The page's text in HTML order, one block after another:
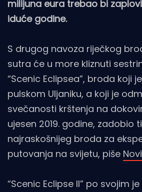
milijuna eura trebao bi
iduće godine.
S drugog navoza riječkog
sutra će u more kliznuti
“Scenic Eclipsea”, broda koji
pulskom Uljaniku, a koji je
svečanosti krštenja na
ujesen 2019. godine, zadobio
najraskošnijeg broda za
putovanja na svijetu, piše
“Scenic Eclipse II” po svojim